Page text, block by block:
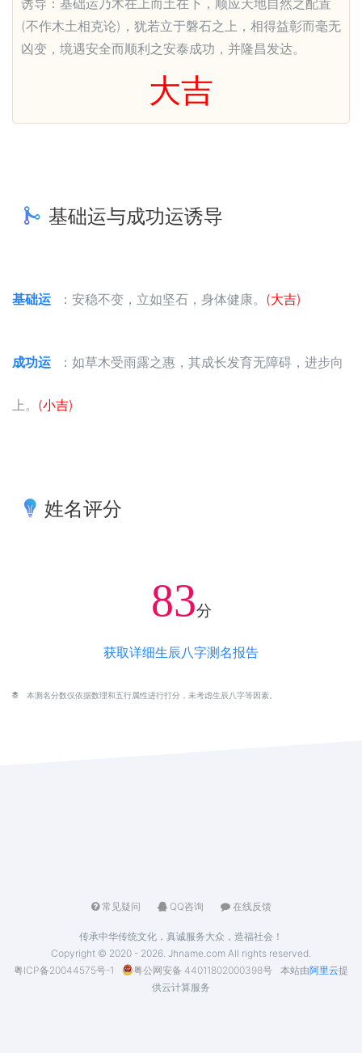
诱导：基础运乃木在上而土在下，顺应天地自然之配置
(不作木土相克论)，犹若立于磐石之上，相得益彰而毫无
凶变，境遇安全而顺利之安泰成功，并隆昌发达。
大吉
基础运与成功运诱导
基础运 ：安稳不变，立如坚石，身体健康。 (大吉)
成功运 ：如草木受雨露之惠，其成长发育无障碍，进步向
上。 (小吉)
姓名评分
83分
获取详细生辰八字测名报告
本测名分数仅依据数理和五行属性进行打分，未考虑生辰八字等因素。
常见疑问 QQ咨询 在线反馈
传承中华传统文化，真诚服务大众，造福社会！
Copyright © 2020 - 2026. Jhname.com All rights reserved.
粤ICP备20044575号-1
粤公网安备 44011802000398号 本站由阿里云提
供云计算服务